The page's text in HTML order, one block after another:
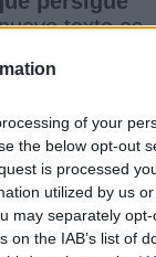
of your
the below opt-out
is processed
utilized by us
may separately
the IAB’s list of
texto es
de la víctima
tipo de
social
de recursos